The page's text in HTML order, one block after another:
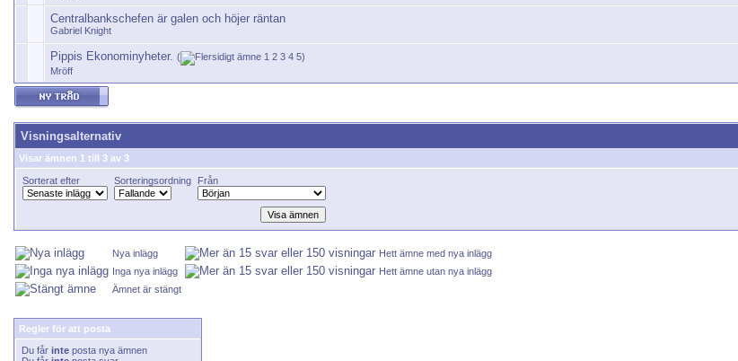
Centralbankschefen är galen och höjer räntan
Gabriel Knight
Pippis Ekonominyheter. ( 1 2 3 4 5)
Mröff
Visningsalternativ
Visar ämnen 1 till 3 av 3
Sorterat efter Sorteringsordning Från
Nya inlägg
Hett ämne med nya inlägg
Inga nya inlägg
Hett ämne utan nya inlägg
Ämnet är stängt
Regler för att posta
Du får inte posta nya ämnen